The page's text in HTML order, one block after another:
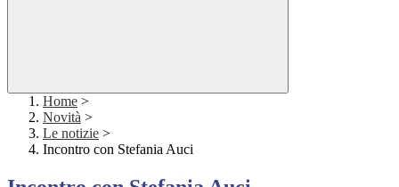
Home >
Novità >
Le notizie >
Incontro con Stefania Auci